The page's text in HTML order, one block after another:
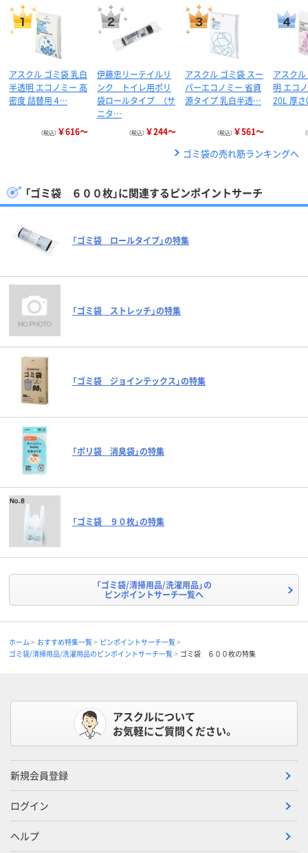
アスクル ゴミ袋 乳白
半透明 エコノミー 高
密度 詰替用 4…
（税込） ￥616～
伊藤忠リーテイルリ
ンク トイレ用ポリ
袋ロールタイプ （サ
ニタ…
（税込） ￥244～
アスクル ゴミ袋 スー
パーエコノミー 省資
源タイプ 乳白半透…
（税込） ￥561～
アスク
明 エコ
20L 厚
ゴミ袋の売れ筋ランキングへ
「ゴミ袋 ６００枚」に関連するピンポイントサーチ
「ゴミ袋 ロールタイプ」の特集
「ゴミ袋 ストレッチ」の特集
「ゴミ袋 ジョインテックス」の特集
「ポリ袋 消臭袋」の特集
「ゴミ袋 ９０枚」の特集
「ゴミ袋/清掃用品/洗濯用品」の
ピンポイントサーチ一覧へ
ホーム おすすめ特集一覧
ピンポイントサーチ一覧
ゴミ袋/清掃用品/洗濯用品のピンポイントサーチ一覧
ゴミ袋 ６００枚の特集
アスクルについて
お気軽にご質問ください。
新規会員登録
ログイン
ヘルプ